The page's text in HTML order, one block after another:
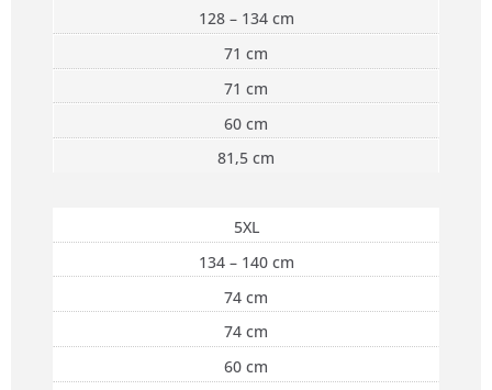
128 – 134 cm
71 cm
71 cm
60 cm
81,5 cm
5XL
134 – 140 cm
74 cm
74 cm
60 cm